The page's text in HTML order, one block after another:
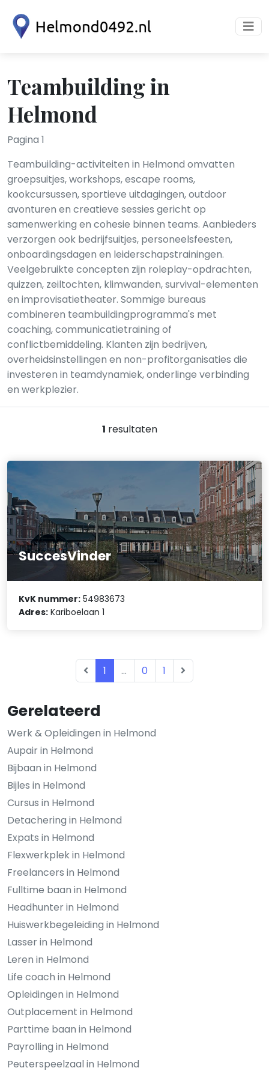
Teambuilding in
Helmond
Pagina 1
Teambuilding-activiteiten in Helmond omvatten
groepsuitjes, workshops, escape rooms,
kookcursussen, sportieve uitdagingen, outdoor
avonturen en creatieve sessies gericht op
samenwerking en cohesie binnen teams. Aanbieders
verzorgen ook bedrijfsuitjes, personeelsfeesten,
onboardingsdagen en leiderschapstrainingen.
Veelgebruikte concepten zijn roleplay-opdrachten,
quizzen, zeiltochten, klimwanden, survival-elementen
en improvisatietheater. Sommige bureaus
combineren teambuildingprogramma's met
coaching, communicatietraining of
conflictbemiddeling. Klanten zijn bedrijven,
overheidsinstellingen en non-profitorganisaties die
investeren in teamdynamiek, onderlinge verbinding
en werkplezier.
Gerelateerd
Werk & Opleidingen in Helmond
Aupair in Helmond
Bijbaan in Helmond
Bijles in Helmond
Cursus in Helmond
Detachering in Helmond
Expats in Helmond
Flexwerkplek in Helmond
Freelancers in Helmond
Fulltime baan in Helmond
Headhunter in Helmond
Huiswerkbegeleiding in Helmond
Lasser in Helmond
Leren in Helmond
Life coach in Helmond
Opleidingen in Helmond
Outplacement in Helmond
Parttime baan in Helmond
Payrolling in Helmond
Peuterspeelzaal in Helmond
1 resultaten
SuccesVinder
KvK nummer: 54983673
Adres: Kariboelaan 1
1 ... 0 1